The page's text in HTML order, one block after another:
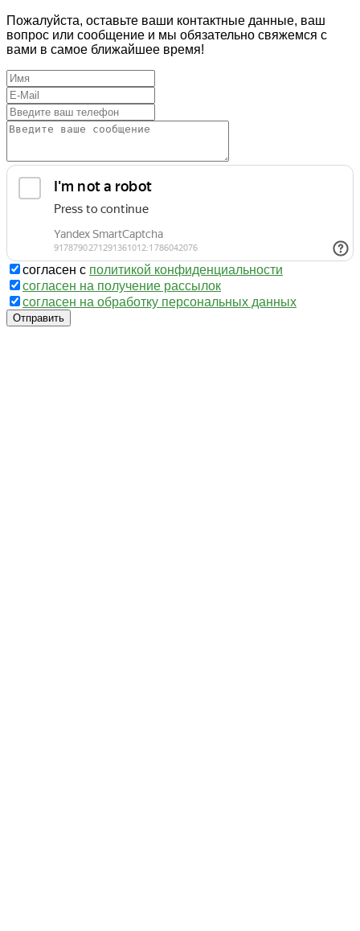
Пожалуйста, оставьте ваши контактные данные, ваш
вопрос или сообщение и мы обязательно свяжемся с
вами в самое ближайшее время!
согласен с политикой конфиденциальности
согласен на получение рассылок
согласен на обработку персональных данных
Отправить